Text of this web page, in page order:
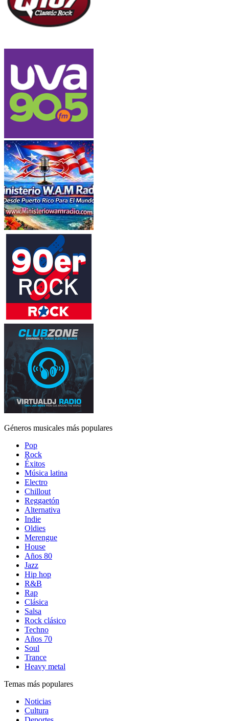
Géneros musicales más populares
Pop
Rock
Éxitos
Música latina
Electro
Chillout
Reggaetón
Alternativa
Indie
Oldies
Merengue
House
Años 80
Jazz
Hip hop
R&B
Rap
Clásica
Salsa
Rock clásico
Techno
Años 70
Soul
Trance
Heavy metal
Temas más populares
Noticias
Cultura